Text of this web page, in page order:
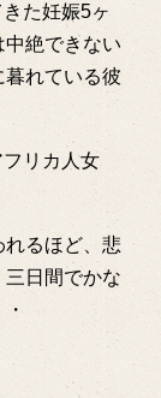
た妊娠5ヶ
中絶できない
れている彼
リカ人女
れるほど、悲
日間でかな